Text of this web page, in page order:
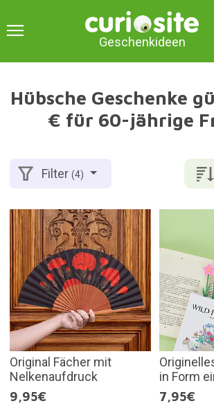
Geschenkideen
Hübsche Geschenke
€ für 60-jährige
Filter(4)
Original Fächer mit
Nelkenaufdruck
9,95€
in Form
7,95€